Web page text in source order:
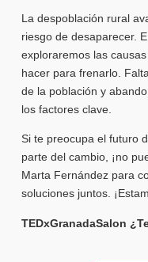
La despoblación rural
riesgo de desaparecer.
exploraremos las
hacer para frenarlo.
de la población y
los factores clave.
Si te preocupa el futuro
parte del cambio, ¡no
Marta Fernández para
soluciones juntos.
TEDxGranadaSalon